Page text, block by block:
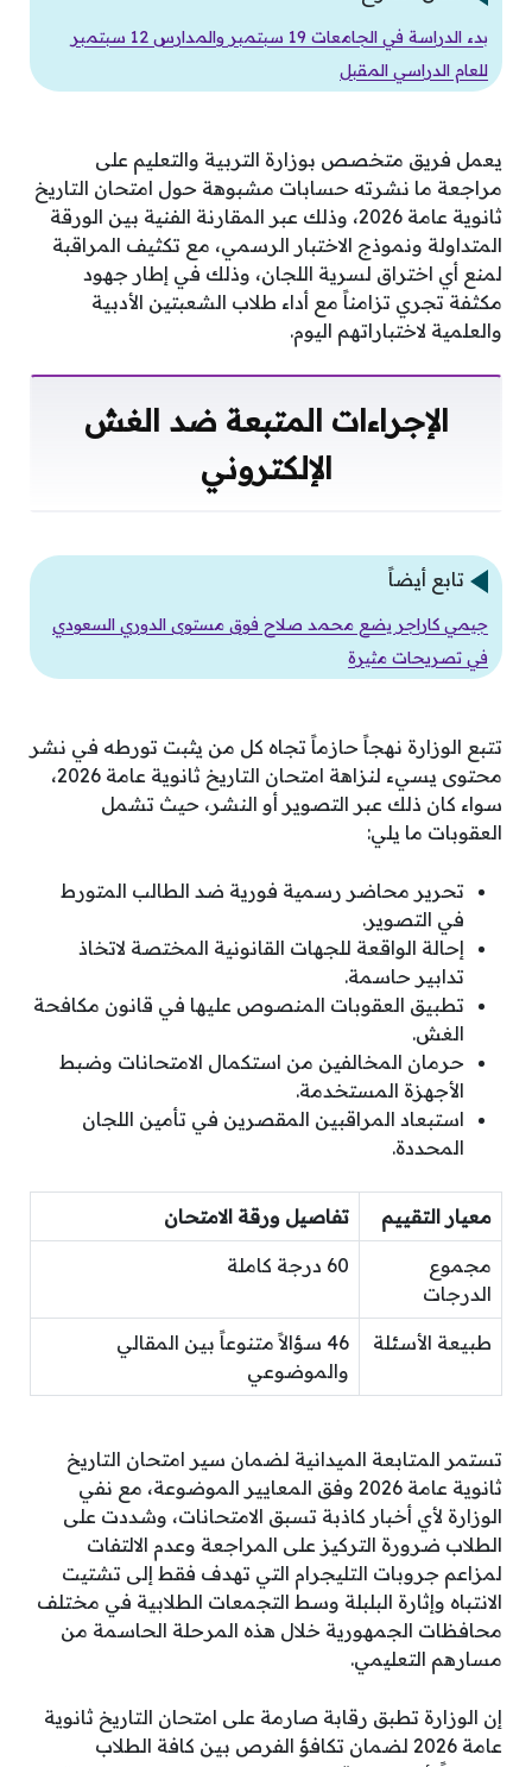
بدء الدراسة في الجامعات 19 سبتمبر والمدارس 12 سبتمبر
للعام الدراسي المقبل
يعمل فريق متخصص بوزارة التربية والتعليم على
مراجعة ما نشرته حسابات مشبوهة حول امتحان التاريخ
ثانوية عامة 2026، وذلك عبر المقارنة الفنية بين الورقة
المتداولة ونموذج الاختبار الرسمي، مع تكثيف المراقبة
لمنع أي اختراق لسرية اللجان، وذلك في إطار جهود
مكثفة تجري تزامناً مع أداء طلاب الشعبتين الأدبية
والعلمية لاختباراتهم اليوم.
الإجراءات المتبعة ضد الغش
الإلكتروني
تابع أيضاً
جيمي كاراجر يضع محمد صلاح فوق مستوى الدوري السعودي
في تصريحات مثيرة
تتبع الوزارة نهجاً حازماً تجاه كل من يثبت تورطه في نشر
محتوى يسيء لنزاهة امتحان التاريخ ثانوية عامة 2026،
سواء كان ذلك عبر التصوير أو النشر، حيث تشمل
العقوبات ما يلي:
تحرير محاضر رسمية فورية ضد الطالب المتورط
في التصوير.
إحالة الواقعة للجهات القانونية المختصة لاتخاذ
تدابير حاسمة.
تطبيق العقوبات المنصوص عليها في قانون مكافحة
الغش.
حرمان المخالفين من استكمال الامتحانات وضبط
الأجهزة المستخدمة.
استبعاد المراقبين المقصرين في تأمين اللجان
المحددة.
معيار التقييم تفاصيل ورقة الامتحان
مجموع
الدرجات
60 درجة كاملة
طبيعة الأسئلة
46 سؤالاً متنوعاً بين المقالي
والموضوعي
تستمر المتابعة الميدانية لضمان سير امتحان التاريخ
ثانوية عامة 2026 وفق المعايير الموضوعة، مع نفي
الوزارة لأي أخبار كاذبة تسبق الامتحانات، وشددت على
الطلاب ضرورة التركيز على المراجعة وعدم الالتفات
لمزاعم جروبات التليجرام التي تهدف فقط إلى تشتيت
الانتباه وإثارة البلبلة وسط التجمعات الطلابية في مختلف
محافظات الجمهورية خلال هذه المرحلة الحاسمة من
مسارهم التعليمي.
إن الوزارة تطبق رقابة صارمة على امتحان التاريخ ثانوية
عامة 2026 لضمان تكافؤ الفرص بين كافة الطلاب